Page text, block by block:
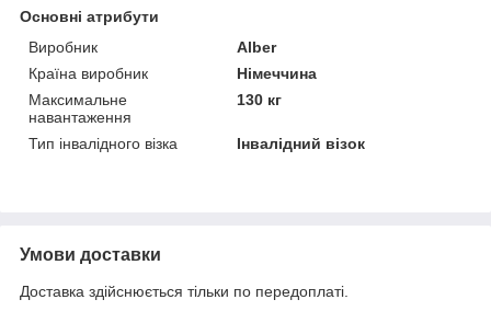
Основні атрибути
Виробник
Alber
Країна виробник
Німеччина
Максимальне
навантаження
130 кг
Тип інвалідного візка Інвалідний візок
Умови доставки
Доставка здійснюється тільки по передоплаті.